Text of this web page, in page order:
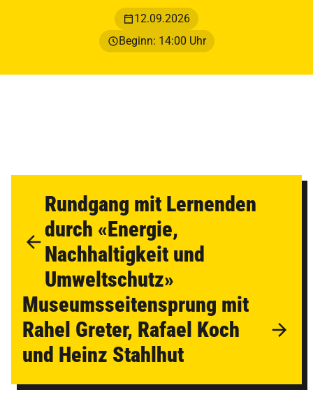
12.09.2026
Beginn: 14:00 Uhr
Rundgang mit Lernenden
durch «Energie,
Nachhaltigkeit und
Umweltschutz»
Museumsseitensprung mit
Rahel Greter, Rafael Koch
und Heinz Stahlhut